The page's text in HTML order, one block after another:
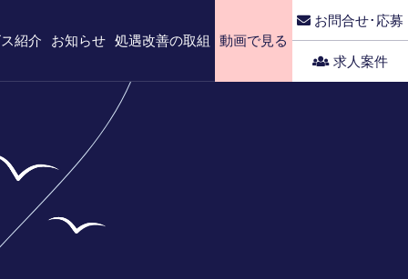
福利厚生
紹介 お知らせ 処遇改善の取組 動画で見る
お問合せ･応募
求人案件